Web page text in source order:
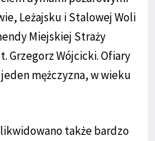
Leżajsku i Stalowej Woli
Miejskiej Straży
Grzegorz Wójcicki. Ofiary
mężczyzna, w wieku
także bardzo